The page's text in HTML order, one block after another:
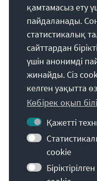
Біздің
Die
national
Bildung für
freiheitliche
Festigung
қамтамасыз ету
пайдаланады.
статистикалық
сайттардан
үшін анонимді
жинайды. Сіз
келген уақытта
Көбірек оқып
Қажетті
cookie